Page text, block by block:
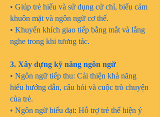
• Giúp trẻ hiểu và sử dụng cử chỉ, biểu cảm
khuôn mặt và ngôn ngữ cơ thể.
• Khuyến khích giao tiếp bằng mắt và lắng
nghe trong khi tương tác.
3. Xây dựng kỹ năng ngôn ngữ
• Ngôn ngữ tiếp thu: Cải thiện khả năng
hiểu hướng dẫn, câu hỏi và cuộc trò chuyện
của trẻ.
• Ngôn ngữ biểu đạt: Hỗ trợ trẻ thể hiện ý